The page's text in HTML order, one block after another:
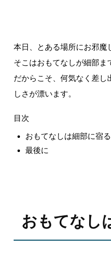
本日、とある場所にお邪魔
そこはおもてなしが細部ま
だからこそ、何気なく差し
しさが漂います。
目次
おもてなしは細部に宿る
最後に
おもてなし